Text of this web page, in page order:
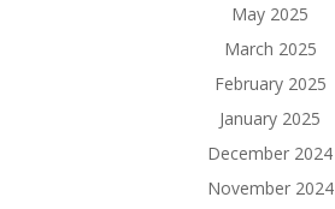
May 2025
March 2025
February 2025
January 2025
December 2024
November 2024